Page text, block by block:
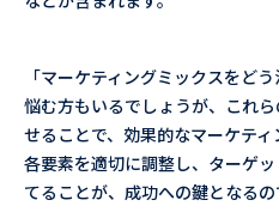
「マーケティングミックスをど
悩む方もいるでしょうが、これ
せることで、効果的なマーケテ
各要素を適切に調整し、ターゲ
てることが、成功への鍵となるの